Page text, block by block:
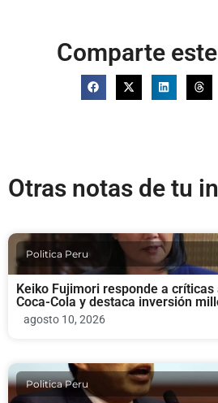
Comparte
Otras notas de tu
Politica Peru
Keiko Fujimori responde a
Coca-Cola y destaca inversión
agosto 10, 2026
Politica Peru